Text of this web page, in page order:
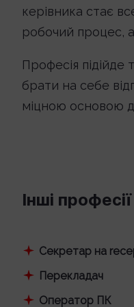
керівника стає
робочий процес,
Професія підійде
брати на себе
міцною основою
Інші
Секретар на
Перекладач
Оператор ПК